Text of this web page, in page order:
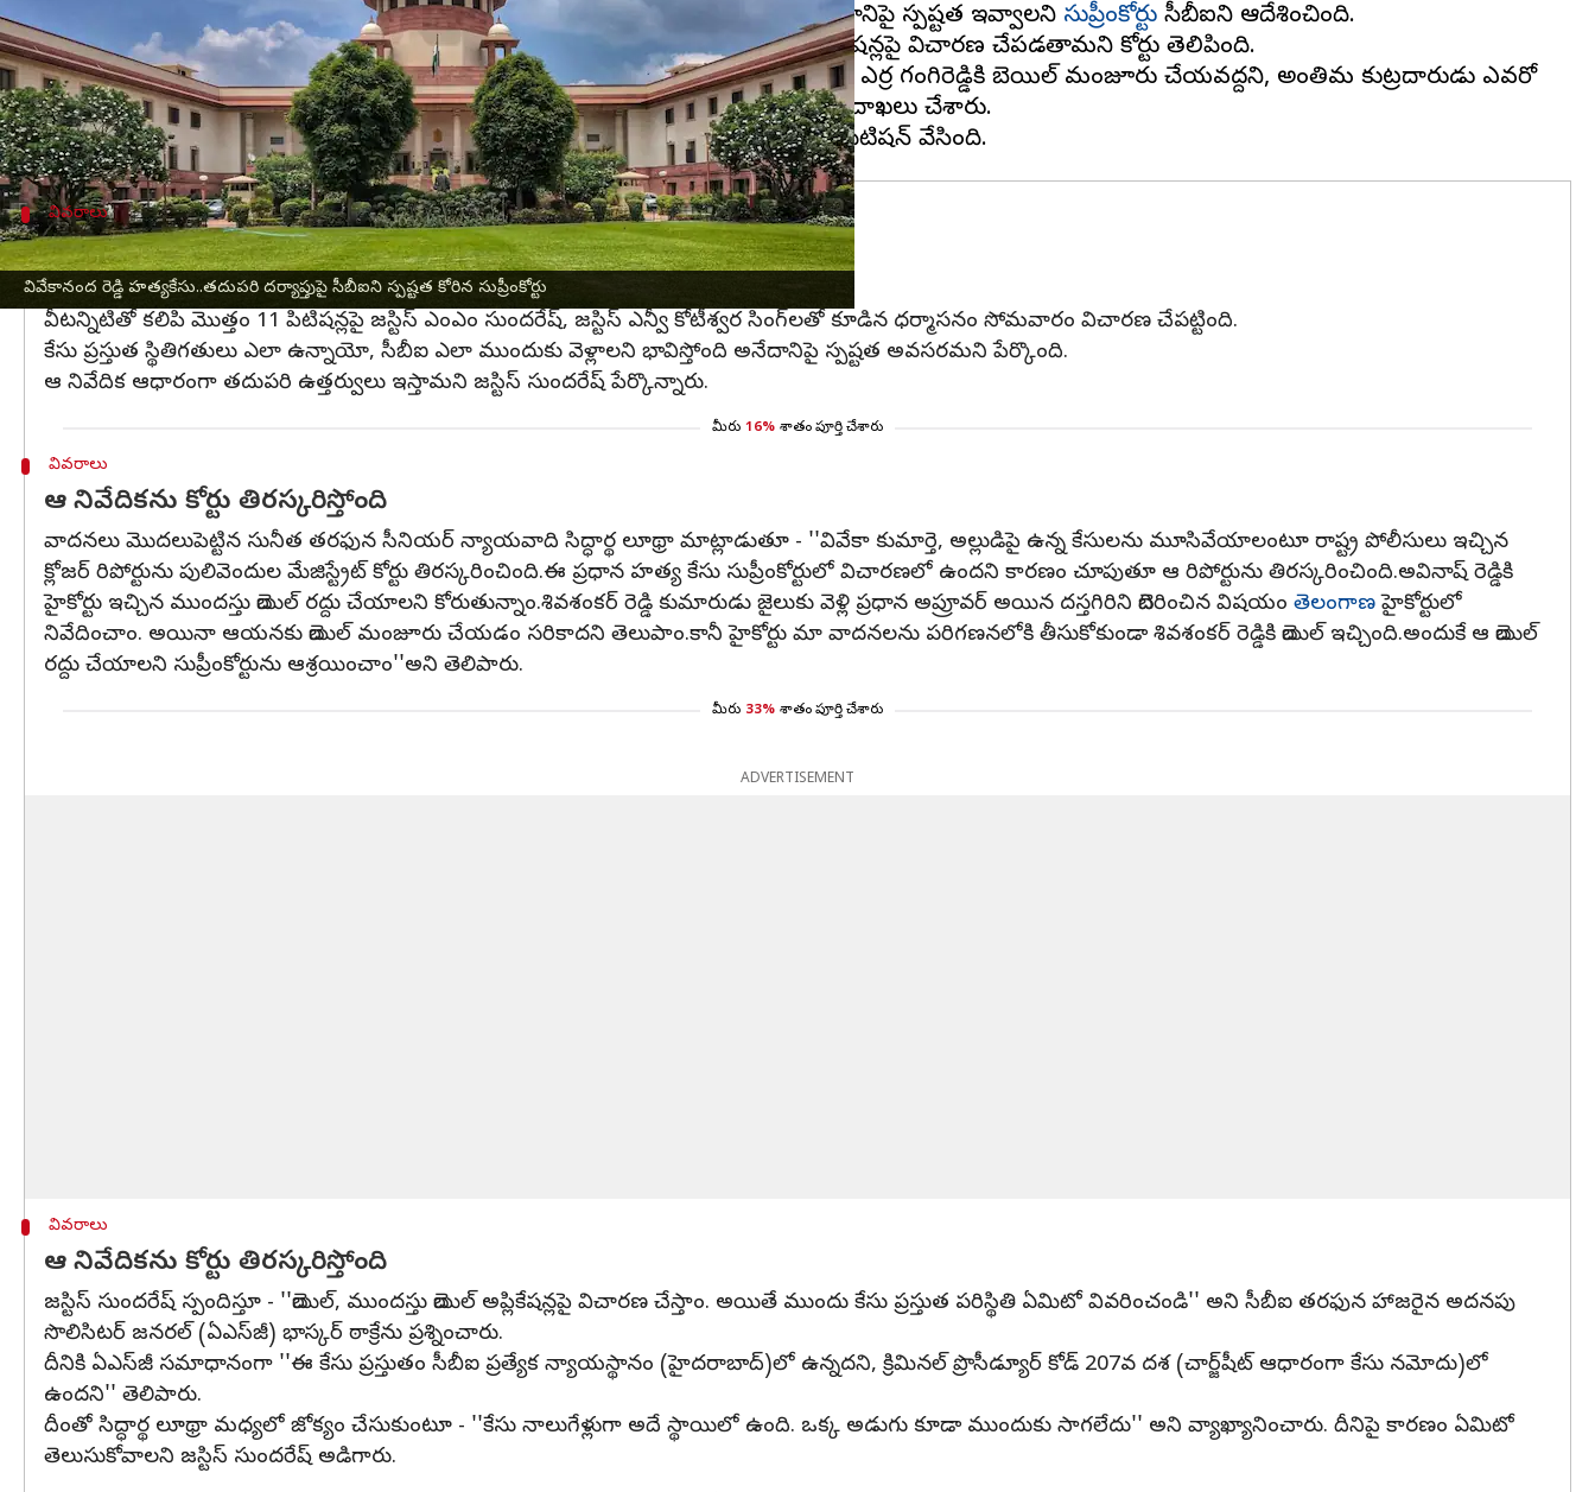
వివేకానంద రెడ్డి హత్యకేసు..తదుపరి దర్యాప్తుపై సీబీఐని స్పష్టత కోరిన సుప్రీంకోర్టు
మాజీ మంత్రి వివేకానంద రెడ్డి హత్య కేసులో తదుపరి దర్యాప్తు అవసరమా లేక అవసరం లేదా అనేదానిపై స్పష్టత ఇవ్వాలని సుప్రీంకోర్టు సీబీఐని ఆదేశించింది.
ఈ అంశంపైసీబీఐనివేదికను పరిశీలించిన తరువాతే నిందితుల బెయిళ్ల రద్దు,మంజూరు పిటిషన్లపై విచారణ చేపడతామని కోర్టు తెలిపింది.
ఈ కేసులో నిందితులైన అవినాష్ రెడ్డి, శివశంకర్ రెడ్డి, భాస్కర రెడ్డిల బెయిళ్లు రద్దు చేయాలని, ఎర్ర గంగిరెడ్డికి బెయిల్ మంజూరు చేయవద్దని, అంతిమ కుట్రదారుడు ఎవరో
తేల్చేలా దర్యాప్తు కొనసాగించాలంటూ వివేకా కుమార్తె సునీత, ఆమె భర్త రాజశేఖర్ రెడ్డి పిటిషన్లు దాఖలు చేశారు.
వివరాలు
మొత్తం 11 పిటిషన్లపై ధర్మాసనం విచారణ
తనకు బెయిల్ మంజూరు చేయాలంటూ ఎర్ర గంగిరెడ్డి కూడా పిటిషన్ దాఖలు చేశారు.
వీటన్నిటితో కలిపి మొత్తం 11 పిటిషన్లపై జస్టిస్ ఎంఎం సుందరేష్, జస్టిస్ ఎన్వీ కోటీశ్వర సింగ్‌లతో కూడిన ధర్మాసనం సోమవారం విచారణ చేపట్టింది.
కేసు ప్రస్తుత స్థితిగతులు ఎలా ఉన్నాయో, సీబీఐ ఎలా ముందుకు వెళ్లాలని భావిస్తోంది అనేదానిపై స్పష్టత అవసరమని పేర్కొంది.
ఆ నివేదిక ఆధారంగా తదుపరి ఉత్తర్వులు ఇస్తామని జస్టిస్ సుందరేష్ పేర్కొన్నారు.
మీరు 16% శాతం పూర్తి చేశారు
వివరాలు
ఆ నివేదికను కోర్టు తిరస్కరిస్తోంది
వాదనలు మొదలుపెట్టిన సునీత తరఫున సీనియర్ న్యాయవాది సిద్ధార్థ లూథ్రా మాట్లాడుతూ - ''వివేకా కుమార్తె, అల్లుడిపై ఉన్న కేసులను మూసివేయాలంటూ రాష్ట్ర పోలీసులు ఇచ్చిన
క్లోజర్ రిపోర్టును పులివెందుల మేజిస్ట్రేట్ కోర్టు తిరస్కరించింది.ఈ ప్రధాన హత్య కేసు సుప్రీంకోర్టులో విచారణలో ఉందని కారణం చూపుతూ ఆ రిపోర్టును తిరస్కరించింది.అవినాష్ రెడ్డికి
హైకోర్టు ఇచ్చిన ముందస్తు బెయిల్ రద్దు చేయాలని కోరుతున్నాం.శివశంకర్ రెడ్డి కుమారుడు జైలుకు వెళ్లి ప్రధాన అప్రూవర్ అయిన దస్తగిరిని బెదిరించిన విషయం తెలంగాణహైకోర్టులో
నివేదించాం. అయినా ఆయనకు బెయిల్ మంజూరు చేయడం సరికాదని తెలుపాం.కానీ హైకోర్టు మా వాదనలను పరిగణనలోకి తీసుకోకుండా శివశంకర్ రెడ్డికి బెయిల్ ఇచ్చింది.అందుకే ఆ బెయిల్
రద్దు చేయాలని సుప్రీంకోర్టును ఆశ్రయించాం''అని తెలిపారు.
మీరు 33% శాతం పూర్తి చేశారు
ADVERTISEMENT
వివరాలు
ఆ నివేదికను కోర్టు తిరస్కరిస్తోంది
జస్టిస్ సుందరేష్ స్పందిస్తూ - ''బెయిల్, ముందస్తు బెయిల్ అప్లికేషన్లపై విచారణ చేస్తాం. అయితే ముందు కేసు ప్రస్తుత పరిస్థితి ఏమిటో వివరించండి'' అని సీబీఐ తరఫున హాజరైన అదనపు
సొలిసిటర్ జనరల్ (ఏఎస్‌జీ) భాస్కర్ ఠాక్రేను ప్రశ్నించారు.
దీనికి ఏఎస్‌జీ సమాధానంగా ''ఈ కేసు ప్రస్తుతం సీబీఐ ప్రత్యేక న్యాయస్థానం (హైదరాబాద్)లో ఉన్నదని, క్రిమినల్ ప్రొసీడ్యూర్ కోడ్ 207వ దశ (చార్జ్‌షీట్ ఆధారంగా కేసు నమోదు)లో
ఉందని'' తెలిపారు.
దీంతో సిద్ధార్థ లూథ్రా మధ్యలో జోక్యం చేసుకుంటూ - ''కేసు నాలుగేళ్లుగా అదే స్థాయిలో ఉంది. ఒక్క అడుగు కూడా ముందుకు సాగలేదు'' అని వ్యాఖ్యానించారు. దీనిపై కారణం ఏమిటో
తెలుసుకోవాలని జస్టిస్ సుందరేష్ అడిగారు.